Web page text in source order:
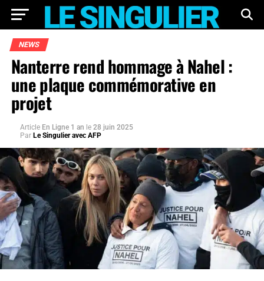
NEWS
Nanterre rend hommage à Nahel :
une plaque commémorative en
projet
Article En Ligne 1 an le 28 juin 2025
Par Le Singulier avec AFP